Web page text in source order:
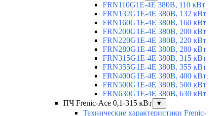
FRN110G1E-4E 380В, 110 кВт
FRN132G1E-4E 380В, 132 кВт
FRN160G1E-4E 380В, 160 кВт
FRN200G1E-4E 380В, 200 кВт
FRN220G1E-4E 380В, 220 кВт
FRN280G1E-4E 380В, 280 кВт
FRN315G1E-4E 380В, 315 кВт
FRN355G1E-4E 380В, 355 кВт
FRN400G1E-4E 380В, 400 кВт
FRN500G1E-4E 380В, 500 кВт
FRN630G1E-4E 380В, 630 кВт
ПЧ Frenic-Ace 0,1-315 кВт
▼
Технические характеристики Frenic-